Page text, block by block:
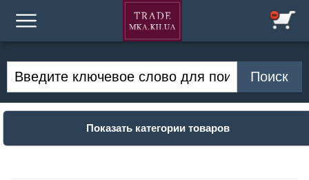
Показать категории товаров